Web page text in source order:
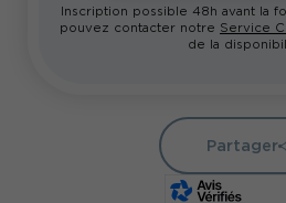
Inscription possible 48h avant la
pouvez contacter notre Service
de la
Partager